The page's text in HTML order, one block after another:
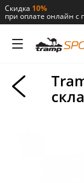
Скидка 10%
при оплате онлайн с